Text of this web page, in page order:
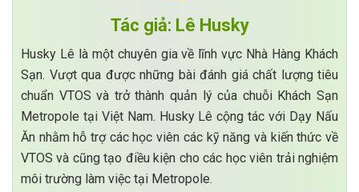
Tác giả: Lê Husky
Husky Lê là một chuyên gia về lĩnh vực Nhà Hàng Khách
Sạn. Vượt qua được những bài đánh giá chất lượng tiêu
chuẩn VTOS và trở thành quản lý của chuỗi Khách Sạn
Metropole tại Việt Nam. Husky Lê cộng tác với Dạy Nấu
Ăn nhằm hỗ trợ các học viên các kỹ năng và kiến thức về
VTOS và cũng tạo điều kiện cho các học viên trải nghiệm
môi trường làm việc tại Metropole.